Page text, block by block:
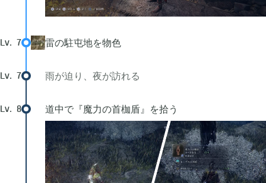
Lv. 7 雷の駐屯地を物色
Lv. 7 雨が迫り、夜が訪れる
Lv. 8 道中で『魔力の首枷盾』を拾う